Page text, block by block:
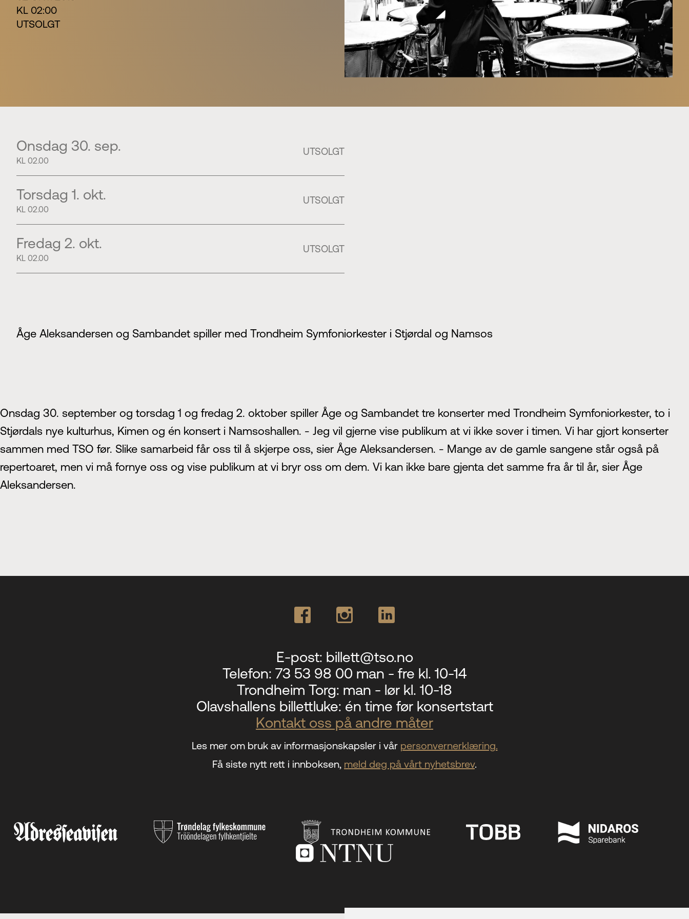
KL 02:00
UTSOLGT
Onsdag 30. sep.
KL 02.00
UTSOLGT
Torsdag 1. okt.
KL 02.00
UTSOLGT
Fredag 2. okt.
KL 02.00
UTSOLGT
Åge Aleksandersen og Sambandet spiller med Trondheim Symfoniorkester i Stjørdal og Namsos
Onsdag 30. september og torsdag 1 og fredag 2. oktober spiller Åge og Sambandet tre konserter med Trondheim Symfoniorkester, to i
Stjørdals nye kulturhus, Kimen og én konsert i Namsoshallen. - Jeg vil gjerne vise publikum at vi ikke sover i timen. Vi har gjort konserter
sammen med TSO før. Slike samarbeid får oss til å skjerpe oss, sier Åge Aleksandersen. - Mange av de gamle sangene står også på
repertoaret, men vi må fornye oss og vise publikum at vi bryr oss om dem. Vi kan ikke bare gjenta det samme fra år til år, sier Åge
Aleksandersen.
E-post: billett@tso.no
Telefon: 73 53 98 00 man - fre kl. 10-14
Trondheim Torg: man - lør kl. 10-18
Olavshallens billettluke: én time før konsertstart
Kontakt oss på andre måter
Les mer om bruk av informasjonskapsler i vår personvernerklæring.
Få siste nytt rett i innboksen, meld deg på vårt nyhetsbrev.